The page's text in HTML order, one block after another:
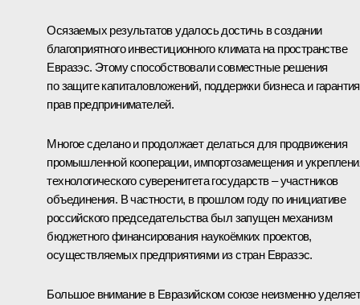
Осязаемых результатов удалось достичь в создании
благоприятного инвестиционного климата на пространстве
Евразэс. Этому способствовали совместные решения
по защите капиталовложений, поддержки бизнеса и
прав предпринимателей.
Многое сделано и продолжает делаться для продвижения
промышленной кооперации, импортозамещения и
технологического суверенитета государств – участников
объединения. В частности, в прошлом году по инициативе
российского председательства был запущен механизм
бюджетного финансирования наукоёмких проектов,
осуществляемых предприятиями из стран Евразэс.
Большое внимание в Евразийском союзе неизменно